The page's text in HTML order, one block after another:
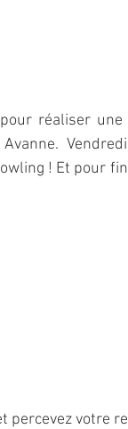
réaliser une
! Et pour
percevez votre